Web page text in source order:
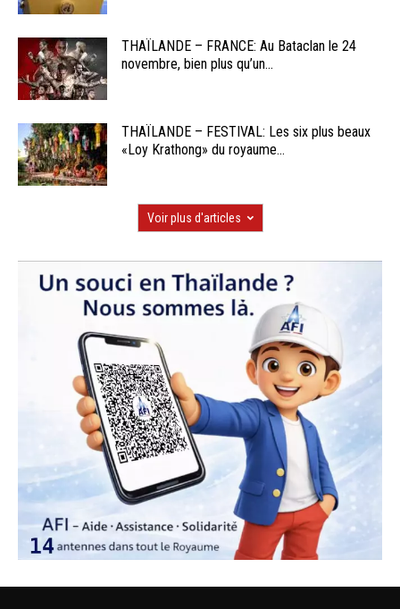
THAÏLANDE – FRANCE: Au Bataclan le 24
novembre, bien plus qu’un...
THAÏLANDE – FESTIVAL: Les six plus beaux
«Loy Krathong» du royaume...
Voir plus d'articles